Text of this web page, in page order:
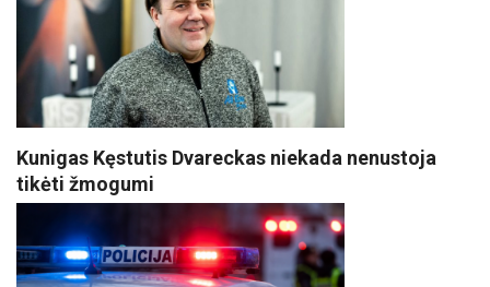
Kunigas Kęstutis Dvareckas niekada nenustoja
tikėti žmogumi